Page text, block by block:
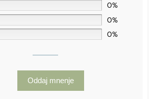
0%
0%
0%
Oddaj mnenje